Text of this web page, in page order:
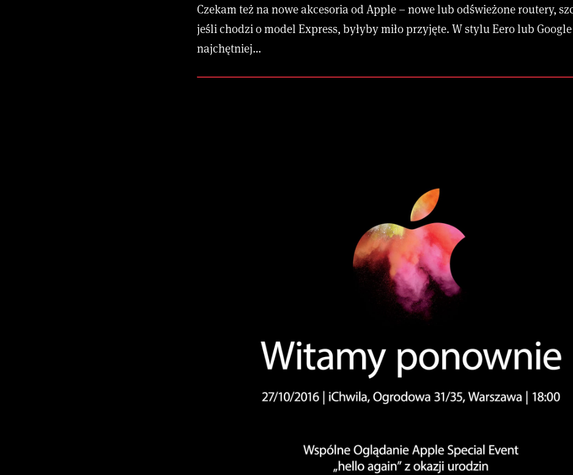
Czekam też na nowe akcesoria od Apple – nowe lub odświeżone routery,
jeśli chodzi o model Express, byłyby miło przyjęte. W stylu Eero lub
najchętniej…